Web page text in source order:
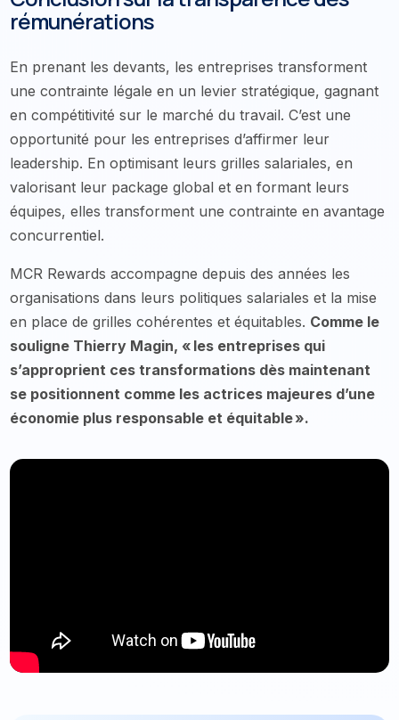
rémunérations
En prenant les devants, les entreprises transforment
une contrainte légale en un levier stratégique, gagnant
en compétitivité sur le marché du travail. C’est une
opportunité pour les entreprises d’affirmer leur
leadership. En optimisant leurs grilles salariales, en
valorisant leur package global et en formant leurs
équipes, elles transforment une contrainte en avantage
concurrentiel.
MCR Rewards accompagne depuis des années les
organisations dans leurs politiques salariales et la mise
en place de grilles cohérentes et équitables. Comme le
souligne Thierry Magin, « les entreprises qui
s’approprient ces transformations dès maintenant
se positionnent comme les actrices majeures d’une
économie plus responsable et équitable ».